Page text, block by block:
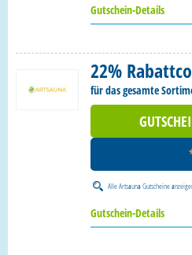
Gutschein-Details
22%
für das gesamte
AlleArtsauna Gutscheine
Gutschein-Details